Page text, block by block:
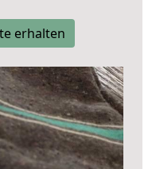
erhalten